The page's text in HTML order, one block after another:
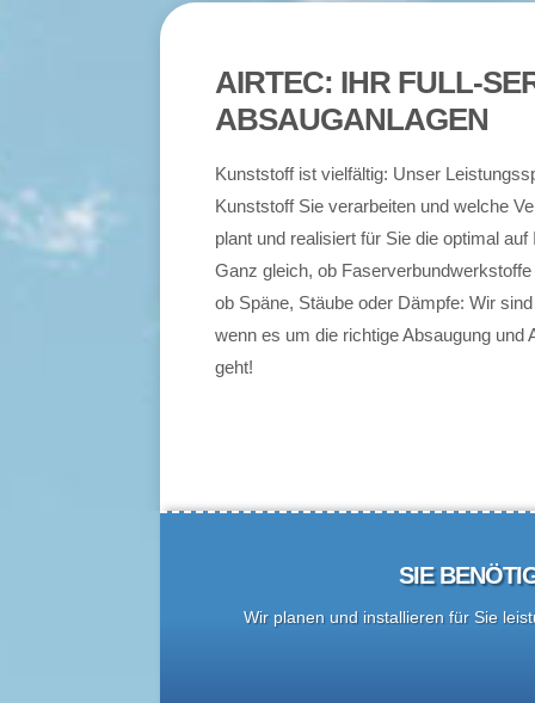
AIRTEC: IHR FULL-
ABSAUGANLAGEN
Kunststoff ist vielfältig: Unser
Kunststoff Sie verarbeiten und welche
plant und realisiert für Sie die optimal
Ganz gleich, ob
ob Späne, Stäube oder Dämpfe: Wir
wenn es um die richtige Absaugung und
geht!
SIE
Wir planen und installieren für Sie